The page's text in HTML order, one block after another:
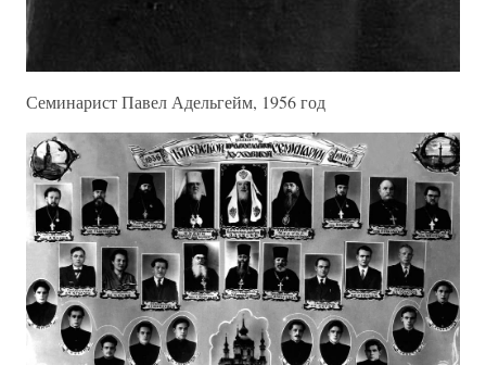
Семинарист Павел Адельгейм, 1956 год